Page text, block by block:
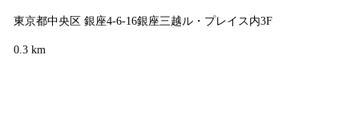
東京都中央区 銀座4-6-16銀座三越ル・プレイス内3F
0.3 km